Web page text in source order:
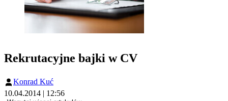
Rekrutacyjne bajki w CV
Konrad Kuć
10.04.2014 | 12:56